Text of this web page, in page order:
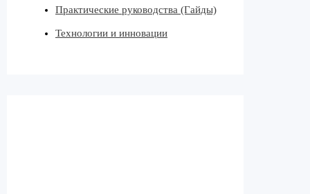
Практические руководства (Гайды)
Технологии и инновации